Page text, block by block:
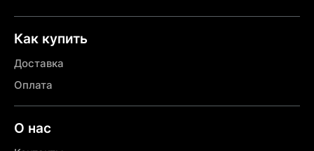
Как купить
Доставка
Оплата
О нас